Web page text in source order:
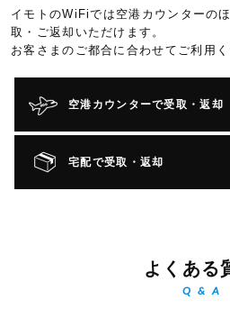
イモトのWiFiでは空港カウンターの
取・ご返却いただけます。
お客さまのご都合に合わせてご利用く
空港カウンターで受取・返却
宅配で受取・返却
よくある
Q & A